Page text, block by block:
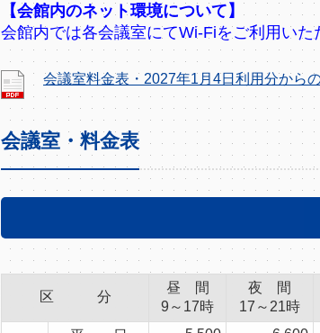
【会館内のネット環境について】
会館内では各会議室にてWi-Fiをご利用いた
会議室料金表・2027年1月4日利用分から
会議室・料金表
区 分
昼 間
9～17時
夜 間
17～21時